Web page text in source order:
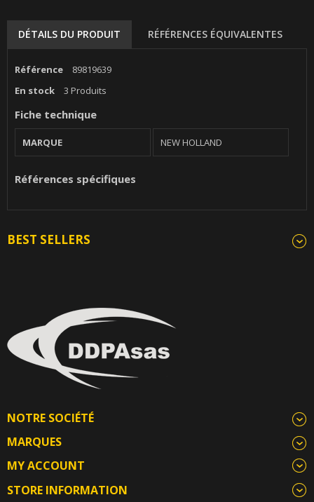
DÉTAILS DU PRODUIT RÉFÉRENCES ÉQUIVALENTES
Référence
89819639
En stock
3 Produits
Fiche technique
MARQUE NEW HOLLAND
Références spécifiques
BEST SELLERS
NOTRE SOCIÉTÉ
MARQUES
MY ACCOUNT
STORE INFORMATION